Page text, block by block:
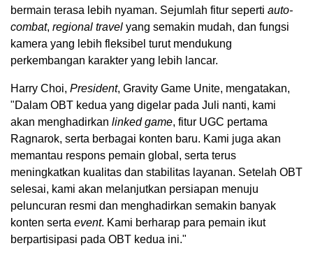
bermain terasa lebih nyaman. Sejumlah fitur seperti auto-
combat, regional travel yang semakin mudah, dan fungsi
kamera yang lebih fleksibel turut mendukung
perkembangan karakter yang lebih lancar.
Harry Choi, President, Gravity Game Unite, mengatakan,
"Dalam OBT kedua yang digelar pada Juli nanti, kami
akan menghadirkan linked game, fitur UGC pertama
Ragnarok, serta berbagai konten baru. Kami juga akan
memantau respons pemain global, serta terus
meningkatkan kualitas dan stabilitas layanan. Setelah OBT
selesai, kami akan melanjutkan persiapan menuju
peluncuran resmi dan menghadirkan semakin banyak
konten serta event. Kami berharap para pemain ikut
berpartisipasi pada OBT kedua ini."